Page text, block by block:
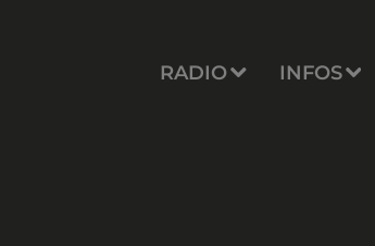
RADIO INFOS